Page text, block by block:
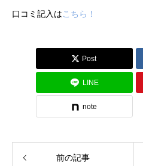
口コミ記入は こちら！
Post
LINE
note
前の記事